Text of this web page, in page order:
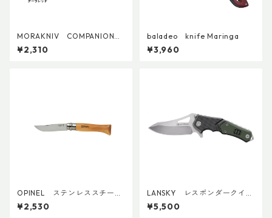
MORAKNIV COMPANION
(S)
¥2,310
baladeo knife Maringa
¥3,960
OPINEL ステンレススチール
No.08
¥2,530
LANSKY レスポンダークイッ
クアクションナイフ
¥5,500